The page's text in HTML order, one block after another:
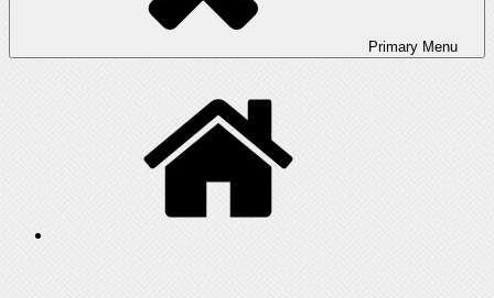
Primary Menu